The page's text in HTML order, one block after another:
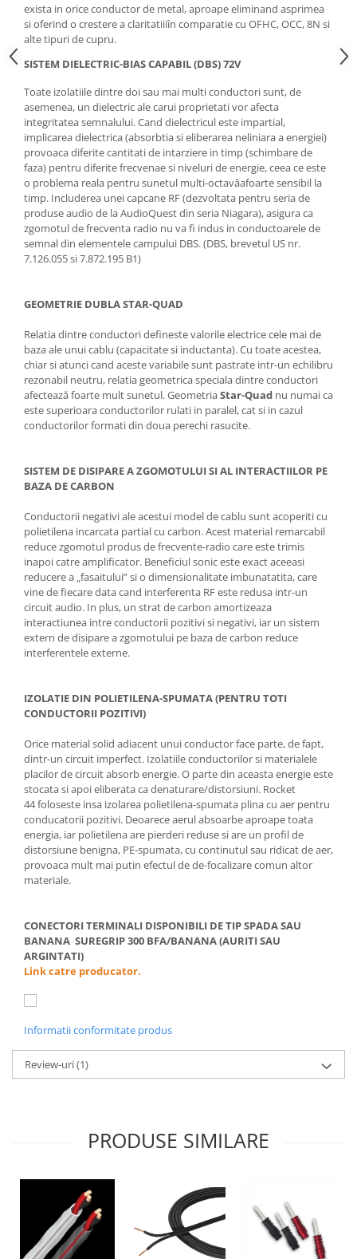
exista in orice conductor de metal, aproape eliminand asprimea
si oferind o crestere a claritatiiiîn comparatie cu OFHC, OCC, 8N si
alte tipuri de cupru.
SISTEM DIELECTRIC-BIAS CAPABIL (DBS) 72V
Toate izolatiile dintre doi sau mai multi conductori sunt, de
asemenea, un dielectric ale carui proprietati vor afecta
integritatea semnalului. Cand dielectricul este impartial,
implicarea dielectrica (absorbtia si eliberarea neliniara a energiei)
provoaca diferite cantitati de intarziere in timp (schimbare de
faza) pentru diferite frecvenae si niveluri de energie, ceea ce este
o problema reala pentru sunetul multi-octavăafoarte sensibil la
timp. Includerea unei capcane RF (dezvoltata pentru seria de
produse audio de la AudioQuest din seria Niagara), asigura ca
zgomotul de frecventa radio nu va fi indus in conductoarele de
semnal din elementele campului DBS. (DBS, brevetul US nr.
7.126.055 si 7.872.195 B1)
GEOMETRIE DUBLA STAR-QUAD
Relatia dintre conductori defineste valorile electrice cele mai de
baza ale unui cablu (capacitate si inductanta). Cu toate acestea,
chiar si atunci cand aceste variabile sunt pastrate intr-un echilibru
rezonabil neutru, relatia geometrica speciala dintre conductori
afectează foarte mult sunetul. GeometriaStar-Quad nu numai ca
este superioara conductorilor rulati in paralel, cat si in cazul
conductorilor formati din doua perechi rasucite.
SISTEM DE DISIPARE A ZGOMOTULUI SI AL INTERACTIILOR PE
BAZA DE CARBON
Conductorii negativi ale acestui model de cablu sunt acoperiti cu
polietilena incarcata partial cu carbon. Acest material remarcabil
reduce zgomotul produs de frecvente-radio care este trimis
inapoi catre amplificator. Beneficiul sonic este exact aceeasi
reducere a „fasaitului” si o dimensionalitate imbunatatita, care
vine de fiecare data cand interferenta RF este redusa intr-un
circuit audio. In plus, un strat de carbon amortizeaza
interactiunea intre conductorii pozitivi si negativi, iar un sistem
extern de disipare a zgomotului pe baza de carbon reduce
interferentele externe.
IZOLATIE DIN POLIETILENA-SPUMATA (PENTRU TOTI
CONDUCTORII POZITIVI)
Orice material solid adiacent unui conductor face parte, de fapt,
dintr-un circuit imperfect. Izolatiile conductorilor si materialele
placilor de circuit absorb energie. O parte din aceasta energie este
stocata si apoi eliberata ca denaturare/distorsiuni. Rocket
44 foloseste insa izolarea polietilena-spumata plina cu aer pentru
conducatorii pozitivi. Deoarece aerul absoarbe aproape toata
energia, iar polietilena are pierderi reduse si are un profil de
distorsiune benigna, PE-spumata, cu continutul sau ridicat de aer,
provoaca mult mai putin efectul de de-focalizare comun altor
materiale.
CONECTORI TERMINALI DISPONIBILI DE TIP SPADA SAU
BANANA SUREGRIP 300 BFA/BANANA (AURITI SAU
ARGINTATI)
Link catre producator.
Informatii conformitate produs
Review-uri(1)
PRODUSE SIMILARE